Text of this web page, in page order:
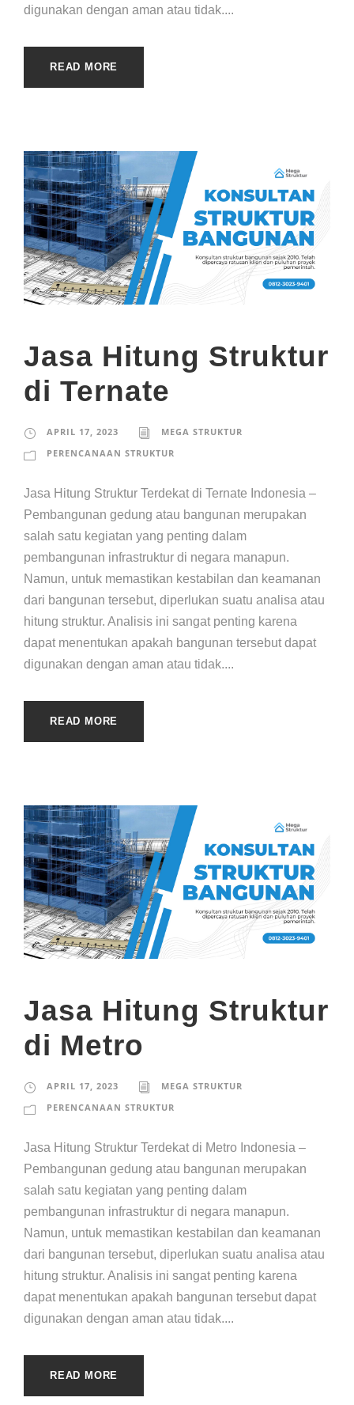
digunakan dengan aman atau tidak....
READ MORE
Jasa Hitung Struktur
di Ternate
APRIL 17, 2023
MEGA STRUKTUR
PERENCANAAN STRUKTUR
Jasa Hitung Struktur Terdekat di Ternate Indonesia –
Pembangunan gedung atau bangunan merupakan
salah satu kegiatan yang penting dalam
pembangunan infrastruktur di negara manapun.
Namun, untuk memastikan kestabilan dan keamanan
dari bangunan tersebut, diperlukan suatu analisa atau
hitung struktur. Analisis ini sangat penting karena
dapat menentukan apakah bangunan tersebut dapat
digunakan dengan aman atau tidak....
READ MORE
Jasa Hitung Struktur
di Metro
APRIL 17, 2023
MEGA STRUKTUR
PERENCANAAN STRUKTUR
Jasa Hitung Struktur Terdekat di Metro Indonesia –
Pembangunan gedung atau bangunan merupakan
salah satu kegiatan yang penting dalam
pembangunan infrastruktur di negara manapun.
Namun, untuk memastikan kestabilan dan keamanan
dari bangunan tersebut, diperlukan suatu analisa atau
hitung struktur. Analisis ini sangat penting karena
dapat menentukan apakah bangunan tersebut dapat
digunakan dengan aman atau tidak....
READ MORE